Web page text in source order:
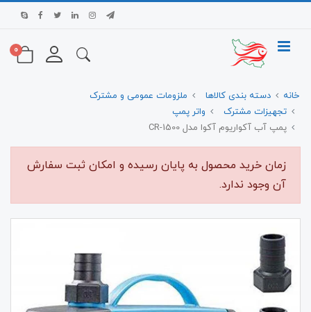
0
خانه دسته بندی کالاها
ملزومات عمومی و مشترک
تجهیزات مشترک
واتر پمپ
پمپ آب آکواریوم آکوا مدل CR-1500
زمان خرید محصول به پایان رسیده و امکان ثبت سفارش
آن وجود ندارد.